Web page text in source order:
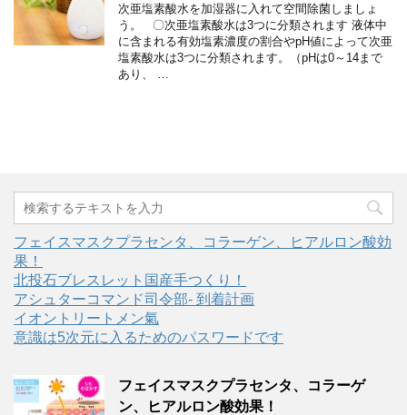
次亜塩素酸水を加湿器に入れて空間除菌しましょ
う。 〇次亜塩素酸水は3つに分類されます 液体中
に含まれる有効塩素濃度の割合やpH値によって次亜
塩素酸水は3つに分類されます。（pHは0～14まで
あり、 …
フェイスマスクプラセンタ、コラーゲン、ヒアルロン酸効
果！
北投石ブレスレット国産手つくり！
アシュターコマンド司令部- 到着計画
イオントリートメン氣
意識は5次元に入るためのパスワードです
フェイスマスクプラセンタ、コラーゲ
ン、ヒアルロン酸効果！